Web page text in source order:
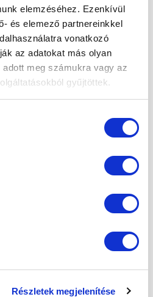
elemzéséhez. Ezenkívül
és elemező partnereinkkel
vonatkozó
az adatokat más olyan
meg számukra vagy az
gyűjtöttek.
Részletek megjelenítése